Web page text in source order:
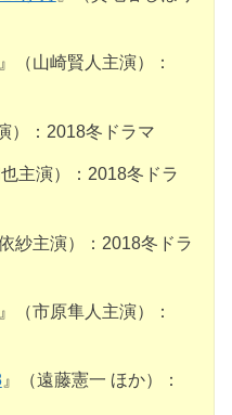
』（山崎賢人主演）：
）：2018冬ドラマ
主演）：2018冬ドラ
紗主演）：2018冬ドラ
』（市原隼人主演）：
』（遠藤憲一 ほか）：